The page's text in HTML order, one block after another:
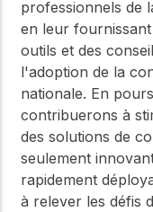
professionnels de
en leur fournissant
outils et des
l'adoption de la
nationale. En
contribuerons à
des solutions de
seulement
rapidement
à relever les défis